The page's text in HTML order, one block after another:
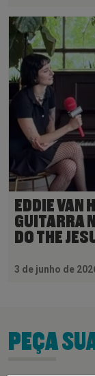
EDDIE VAN
GUITARRA
DO THE
3 de junho de
PEÇA